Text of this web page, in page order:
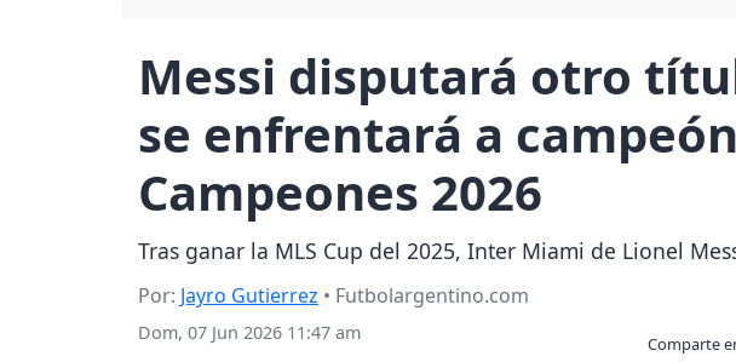
Messi disputará otro
se enfrentará a
Campeones 2026
Tras ganar la MLS Cup del 2025, Inter Miami de Lionel
Por: Jayro Gutierrez • Futbolargentino.com
Dom, 07 Jun 2026 11:47 am Comparte